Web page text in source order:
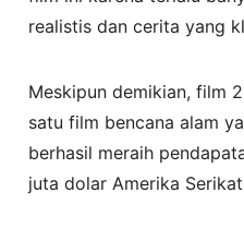
realistis dan cerita yang
Meskipun demikian, film
satu film bencana alam
berhasil meraih
juta dolar Amerika